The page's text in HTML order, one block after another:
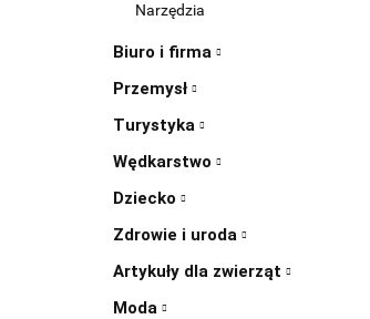
Narzędzia
Biuro i firma
Przemysł
Turystyka
Wędkarstwo
Dziecko
Zdrowie i uroda
Artykuły dla zwierząt
Moda